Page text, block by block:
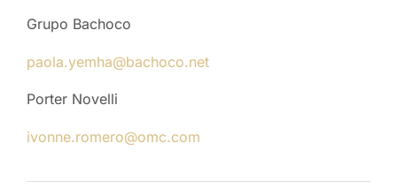
Grupo Bachoco
paola.yemha@bachoco.net
Porter Novelli
ivonne.romero@omc.com